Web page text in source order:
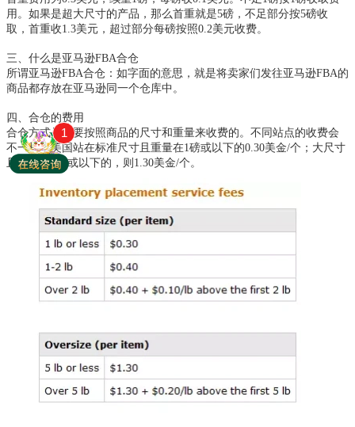
用。如果是超大尺寸的产品，那么首重就是5磅，不足部分按5磅收
取，首重收1.3美元，超过部分每磅按照0.2美元收费。
三、什么是亚马逊FBA合仓
所谓亚马逊FBA合仓：如字面的意思，就是将卖家们发往亚马逊FBA的
商品都存放在亚马逊同一个仓库中。
四、合仓的费用
合仓方式是需要按照商品的尺寸和重量来收费的。不同站点的收费会
不一样。美国站在标准尺寸且重量在1磅或以下的0.30美金/个；大尺寸
且重量在5磅或以下的，则1.30美金/个。
1